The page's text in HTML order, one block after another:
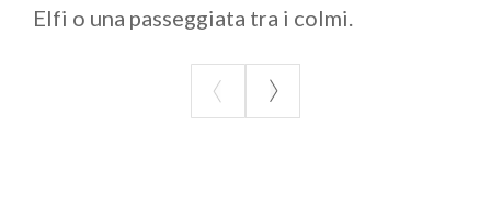
Elfi o una passeggiata tra i colmi.